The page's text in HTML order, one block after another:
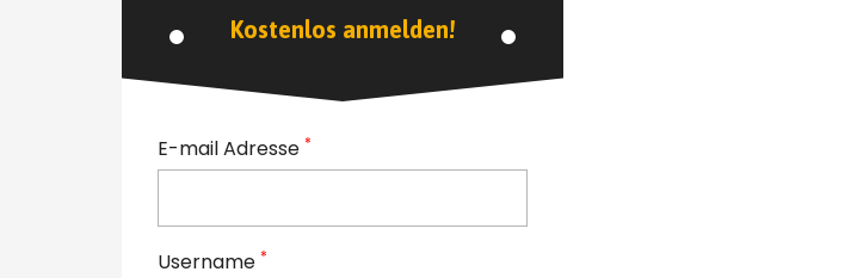
Kostenlos anmelden!
E-mail Adresse *
Username *